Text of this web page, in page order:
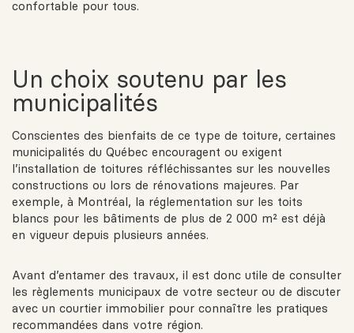
confortable pour tous.
Un choix soutenu par les
municipalités
Conscientes des bienfaits de ce type de toiture, certaines
municipalités du Québec encouragent ou exigent
l’installation de toitures réfléchissantes sur les nouvelles
constructions ou lors de rénovations majeures. Par
exemple, à Montréal, la réglementation sur les toits
blancs pour les bâtiments de plus de 2 000 m² est déjà
en vigueur depuis plusieurs années.
Avant d’entamer des travaux, il est donc utile de consulter
les règlements municipaux de votre secteur ou de discuter
avec un courtier immobilier pour connaître les pratiques
recommandées dans votre région.